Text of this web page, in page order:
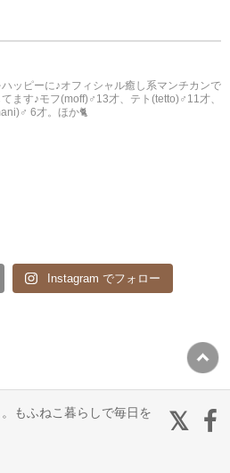
ッピーに♪オフィシャル癒し系マンチカンで
ます♪モフ(moff)♂13才、テト(tetto)♂11才、
6才。ほか🐈
Instagram でフォロー
もふねこ暮らしで毎日を